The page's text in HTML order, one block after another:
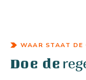
WAAR STAAT DE
Doe de